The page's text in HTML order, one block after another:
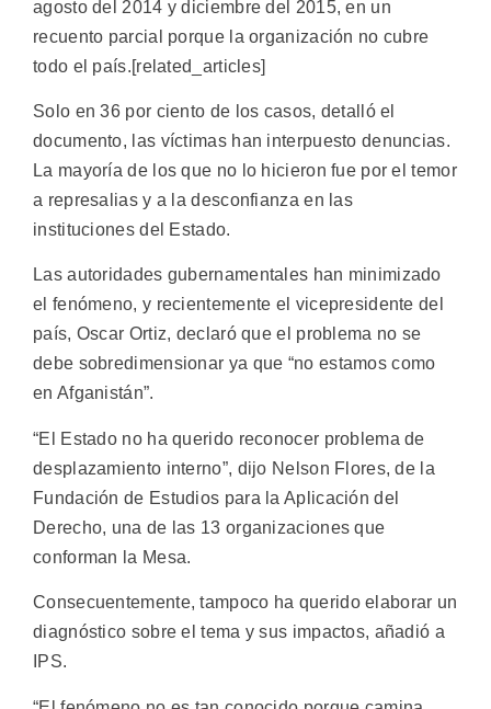
agosto del 2014 y diciembre del 2015, en un
recuento parcial porque la organización no cubre
todo el país.[related_articles]
Solo en 36 por ciento de los casos, detalló el
documento, las víctimas han interpuesto denuncias.
La mayoría de los que no lo hicieron fue por el temor
a represalias y a la desconfianza en las
instituciones del Estado.
Las autoridades gubernamentales han minimizado
el fenómeno, y recientemente el vicepresidente del
país, Oscar Ortiz, declaró que el problema no se
debe sobredimensionar ya que “no estamos como
en Afganistán”.
“El Estado no ha querido reconocer problema de
desplazamiento interno”, dijo Nelson Flores, de la
Fundación de Estudios para la Aplicación del
Derecho, una de las 13 organizaciones que
conforman la Mesa.
Consecuentemente, tampoco ha querido elaborar un
diagnóstico sobre el tema y sus impactos, añadió a
IPS.